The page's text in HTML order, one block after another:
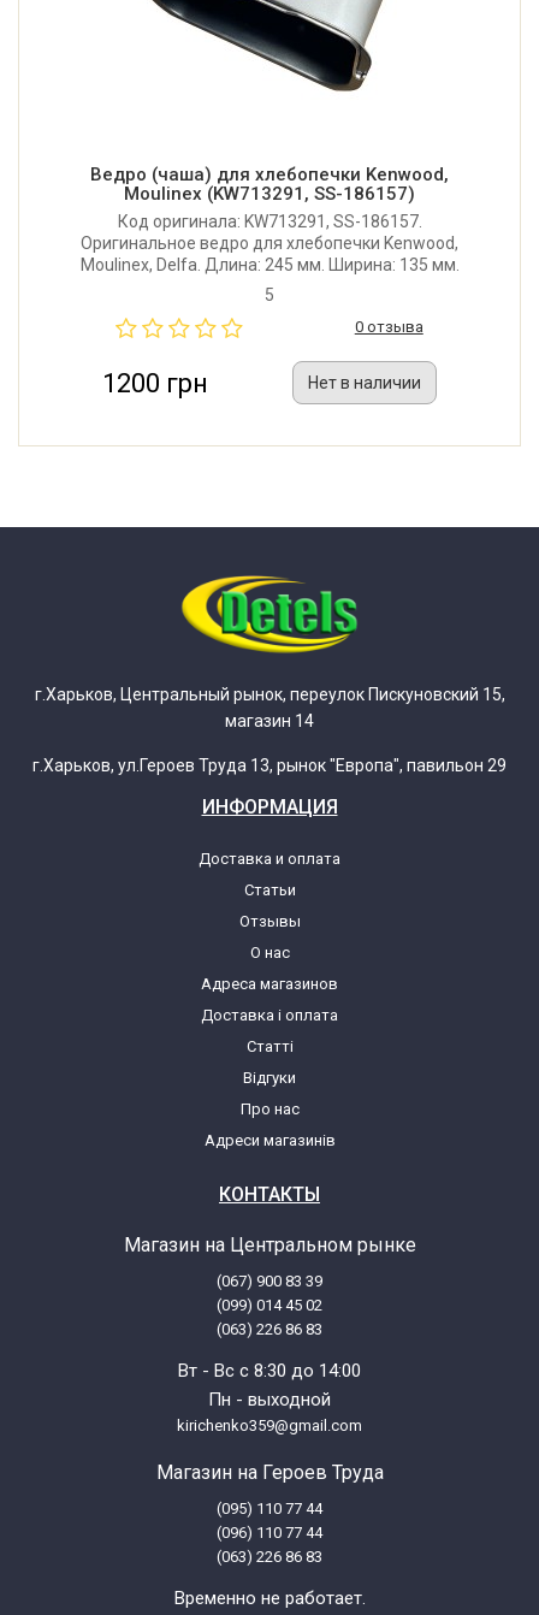
Ведро (чаша) для хлебопечки Kenwood,
Moulinex (KW713291, SS-186157)
Код оригинала: KW713291, SS-186157.
Оригинальное ведро для хлебопечки Kenwood,
Moulinex, Delfa. Длина: 245 мм. Ширина: 135 мм.
Высота: 182 мм. На 2 лопатки.
5
0 отзыва
1200 грн Нет в наличии
г.Харьков, Центральный рынок, переулок Пискуновский 15,
магазин 14
г.Харьков, ул.Героев Труда 13, рынок "Европа", павильон 29
ИНФОРМАЦИЯ
Доставка и оплата
Статьи
Отзывы
О нас
Адреса магазинов
Доставка і оплата
Статті
Відгуки
Про нас
Адреси магазинів
КОНТАКТЫ
Магазин на Центральном рынке
(067) 900 83 39
(099) 014 45 02
(063) 226 86 83
Вт - Вс с 8:30 до 14:00
Пн - выходной
kirichenko359@gmail.com
Магазин на Героев Труда
(095) 110 77 44
(096) 110 77 44
(063) 226 86 83
Временно не работает.